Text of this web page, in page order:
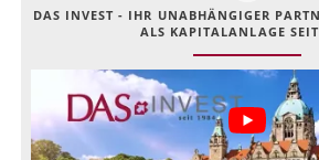
DAS INVEST - IHR UNABHÄNGIGER
ALS KAPITALANLAGE